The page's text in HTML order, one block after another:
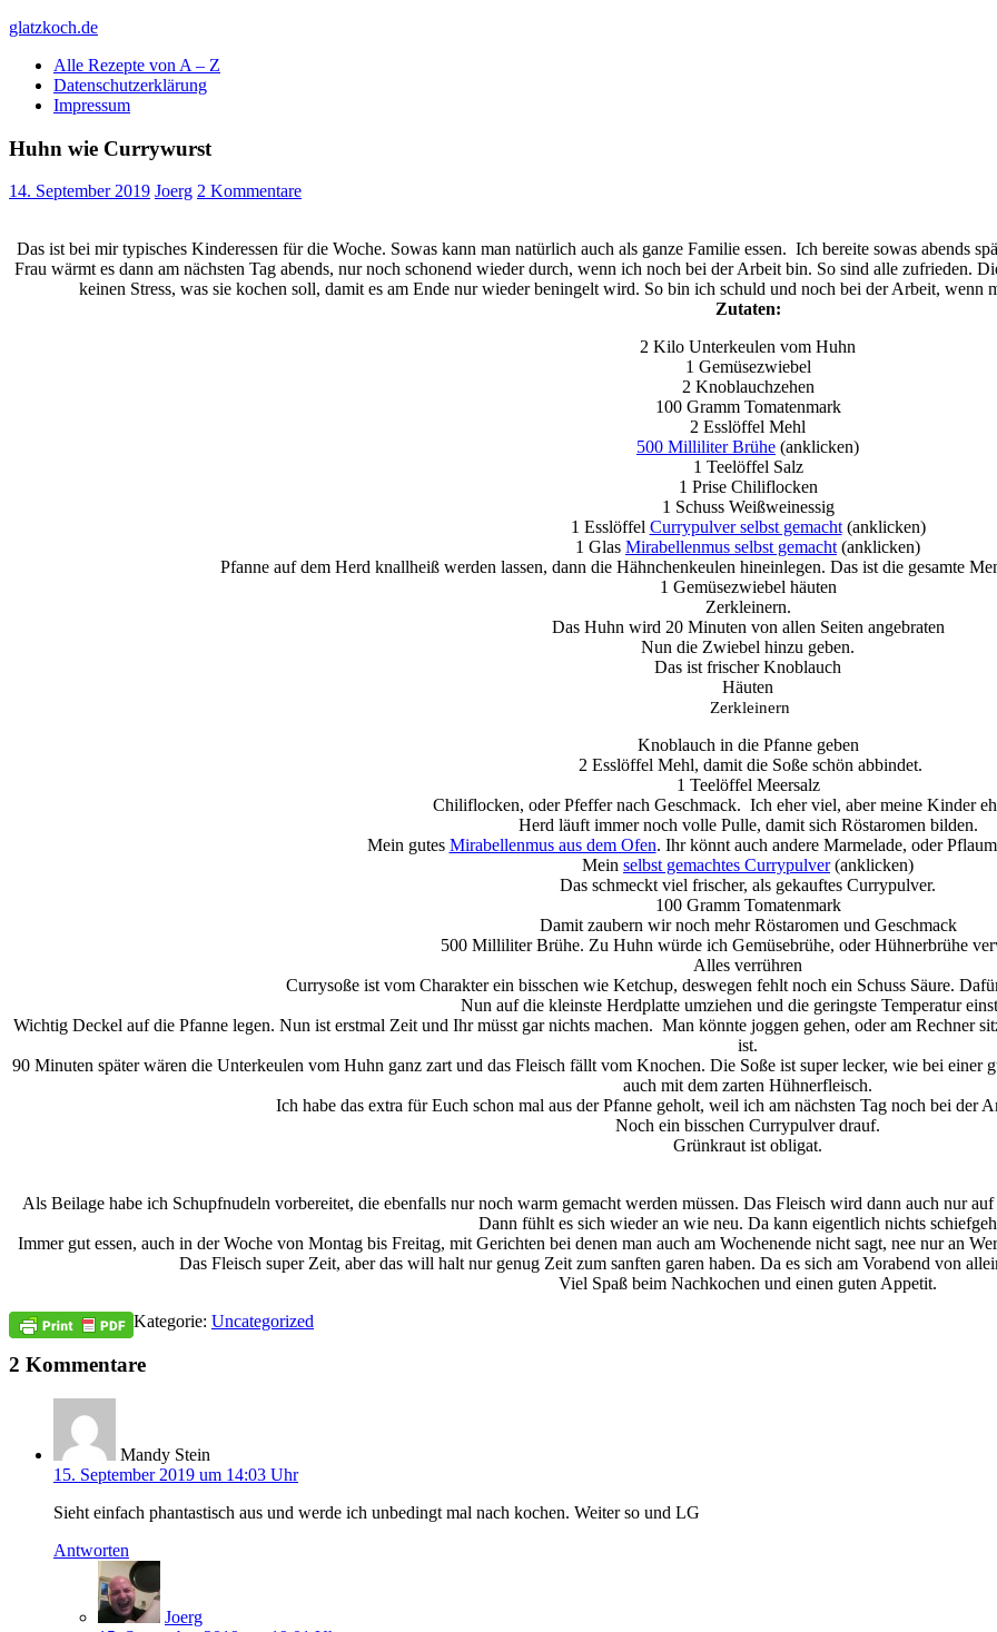
Skip
content
glatzkoch.de
Kochen für Doofe und Genießer
Alle Rezepte von A – Z
Datenschutzerklärung
Impressum
Huhn wie Currywurst
14. September 2019 Joerg 2 Kommentare
Das ist bei mir typisches Kinderessen für die Woche. Sowas kann man natürlich auch als ganze Familie essen. Ich bereite sowas abends
Frau wärmt es dann am nächsten Tag abends, nur noch schonend wieder durch, wenn ich noch bei der Arbeit bin. So sind alle zufrieden.
keinen Stress, was sie kochen soll, damit es am Ende nur wieder beningelt wird. So bin ich schuld und noch bei der Arbeit, wenn
Zutaten:
2 Kilo Unterkeulen vom Huhn
1 Gemüsezwiebel
2 Knoblauchzehen
100 Gramm Tomatenmark
2 Esslöffel Mehl
500 Milliliter Brühe (anklicken)
1 Teelöffel Salz
1 Prise Chiliflocken
1 Schuss Weißweinessig
1 Esslöffel Currypulver selbst gemacht(anklicken)
1 Glas Mirabellenmus selbst gemacht(anklicken)
Pfanne auf dem Herd knallheiß werden lassen, dann die Hähnchenkeulen hineinlegen. Das ist die gesamte
1 Gemüsezwiebel häuten
Zerkleinern.
Das Huhn wird 20 Minuten von allen Seiten angebraten
Nun die Zwiebel hinzu geben.
Das ist frischer Knoblauch
Häuten
Zerkleinern
Knoblauch in die Pfanne geben
2 Esslöffel Mehl, damit die Soße schön abbindet.
1 Teelöffel Meersalz
Chiliflocken, oder Pfeffer nach Geschmack. Ich eher viel, aber meine Kinder
Herd läuft immer noch volle Pulle, damit sich Röstaromen bilden.
Mein gutes Mirabellenmus aus dem Ofen. Ihr könnt auch andere Marmelade, oder
Mein selbst gemachtes Currypulver(anklicken)
Das schmeckt viel frischer, als gekauftes Currypulver.
100 Gramm Tomatenmark
Damit zaubern wir noch mehr Röstaromen und Geschmack
500 Milliliter Brühe. Zu Huhn würde ich Gemüsebrühe, oder Hühnerbrühe
Alles verrühren
Currysoße ist vom Charakter ein bisschen wie Ketchup, deswegen fehlt noch ein Schuss Säure.
Nun auf die kleinste Herdplatte umziehen und die geringste Temperatur
Wichtig Deckel auf die Pfanne legen. Nun ist erstmal Zeit und Ihr müsst gar nichts machen. Man könnte joggen gehen, oder am Rechner
ist.
90 Minuten später wären die Unterkeulen vom Huhn ganz zart und das Fleisch fällt vom Knochen. Die Soße ist super lecker, wie bei einer
auch mit dem zarten Hühnerfleisch.
Ich habe das extra für Euch schon mal aus der Pfanne geholt, weil ich am nächsten Tag noch bei der
Noch ein bisschen Currypulver drauf.
Grünkraut ist obligat.
Als Beilage habe ich Schupfnudeln vorbereitet, die ebenfalls nur noch warm gemacht werden müssen. Das Fleisch wird dann auch nur
Dann fühlt es sich wieder an wie neu. Da kann eigentlich nichts
Immer gut essen, auch in der Woche von Montag bis Freitag, mit Gerichten bei denen man auch am Wochenende nicht sagt, nee nur an
Das Fleisch super Zeit, aber das will halt nur genug Zeit zum sanften garen haben. Da es sich am Vorabend von
Viel Spaß beim Nachkochen und einen guten Appetit.
Kategorie: Uncategorized
2 Kommentare
Mandy Stein
15. September 2019 um 14:03 Uhr
Sieht einfach phantastisch aus und werde ich unbedingt mal nach kochen. Weiter so und LG
Antworten
Joerg